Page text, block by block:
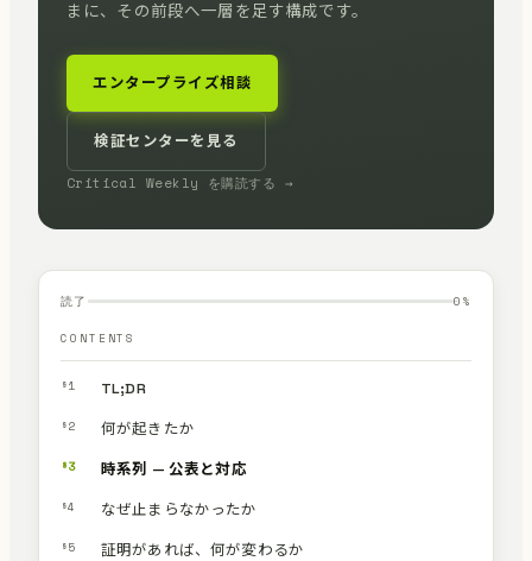
まに、その前段へ一層を足す構成です。
エンタープライズ相談
検証センターを見る
Critical Weekly を購読する →
読了 0 %
CONTENTS
§1 TL;DR
§2 何が起きたか
§3 時系列 — 公表と対応
§4 なぜ止まらなかったか
§5 証明があれば、何が変わるか